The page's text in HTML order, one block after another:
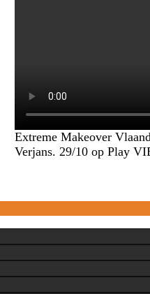
Extreme Makeover
Verjans. 29/10 op Play